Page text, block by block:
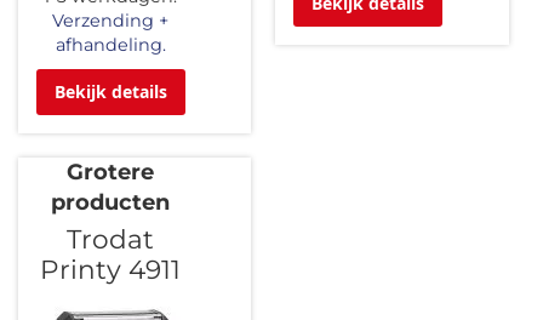
Verzending +
afhandeling.
Bekijk details
Grotere
producten
Trodat
Printy 4911